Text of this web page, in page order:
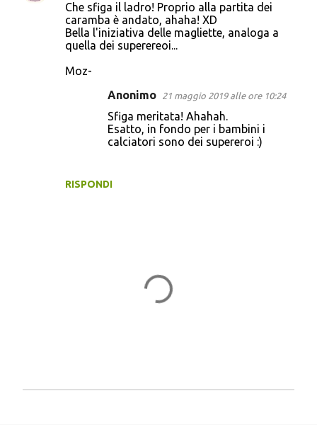
Che sfiga il ladro! Proprio alla partita dei
caramba è andato, ahaha! XD
Bella l'iniziativa delle magliette, analoga a
quella dei superereoi...
Moz-
RISPONDI
Anonimo 21 maggio 2019 alle ore 10:24
Sfiga meritata! Ahahah.
Esatto, in fondo per i bambini i
calciatori sono dei supereroi :)